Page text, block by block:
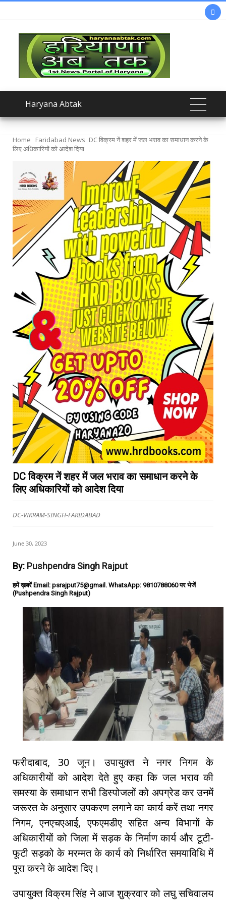

Haryana Abtak
Home Faridabad News DC विक्रम नें शहर में जल भराव का समाधान करने के
लिए अधिकारियों को आदेश दिया
DC विक्रम नें शहर में जल भराव का समाधान करने के
लिए अधिकारियों को आदेश दिया
DC-VIKRAM-SINGH-FARIDABAD
June 30, 2023
By: Pushpendra Singh Rajput
हमें ख़बरें Email: psrajput75@gmail. WhatsApp: 9810788060 पर भेजें
(Pushpendra Singh Rajput)
फरीदाबाद, 30 जून। उपायुक्त ने नगर निगम के
अधिकारीयों को आदेश देते हुए कहा कि जल भराव की
समस्या के समाधान सभी डिस्पोजलों को अपग्रेड कर उनमें
जरूरत के अनुसार उपकरण लगाने का कार्य करें तथा नगर
निगम, एनएचएआई, एफएमडीए सहित अन्य विभागों के
अधिकारीयों को जिला में सड़क के निर्माण कार्य और टूटी-
फूटी सड़को के मरम्मत के कार्य को निर्धारित समयाविधि में
पूरा करने के आदेश दिए।
उपायुक्त विक्रम सिंह ने आज शुक्रवार को लघु सचिवालय